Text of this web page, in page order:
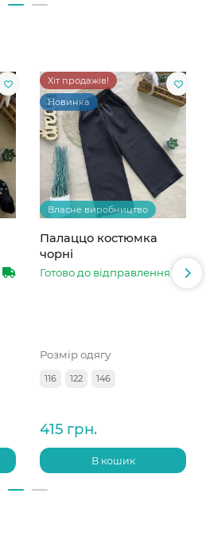
Хіт продажів!
Новинка
Власне виробництво
Палаццо костюмка
чорні
Готово до відправлення
Розмір одягу
116 122 146
415 грн.
В кошик